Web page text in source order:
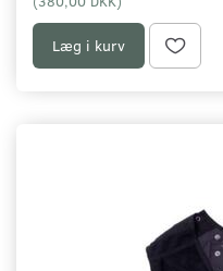
Læg i kurv